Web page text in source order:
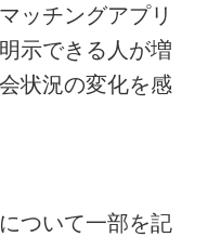
ッチングアプリ
示できる人が増
状況の変化を感
ついて一部を記